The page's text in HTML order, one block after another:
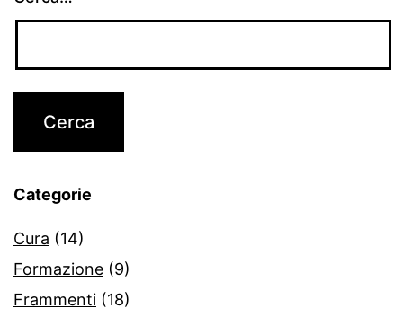
Categorie
Cura (14)
Formazione (9)
Frammenti (18)